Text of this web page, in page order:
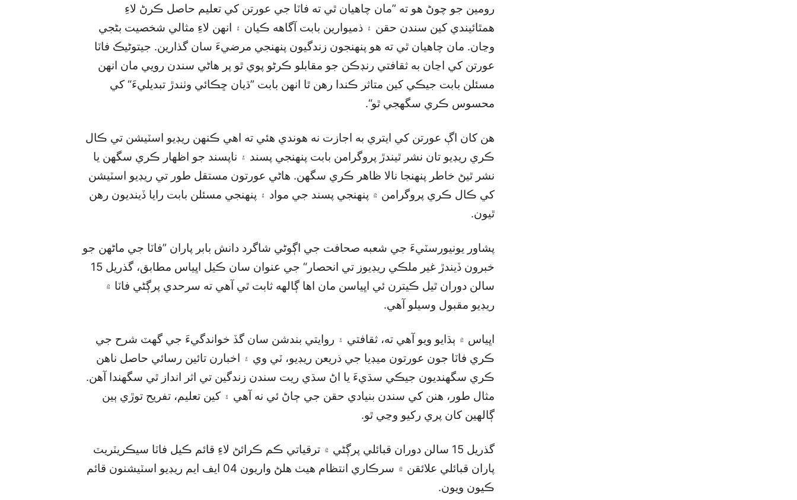
رومين جو چوڻ هو ته ”مان چاهيان ٿي ته فاٽا جي عورتن کي تعليم حاصل ڪرڻ لاءِ
همٿائيندي کين سندن حقن ۽ ذميوارين بابت آگاهه ڪيان ۽ انهن لاءِ مثالي شخصيت بڻجي
وڃان. مان چاهيان ٿي ته هو پنهنجون زندگيون پنهنجي مرضيءَ سان گذارين. جيتوڻيڪ فاٽا
عورتن کي اڃان به ثقافتي رنڊڪن جو مقابلو ڪرڻو پوي ٿو پر هاڻي سندن رويي مان انهن
مسئلن بابت جيڪي کين متاثر ڪندا رهن ٿا انهن بابت ”ڌيان ڇڪائي وٺندڙ تبديليءَ“ کي
محسوس ڪري سگھجي ٿو“.
هن کان اڳ عورتن کي ايتري به اجازت نه هوندي هئي ته اهي ڪنهن ريڊيو اسٽيشن تي ڪال
ڪري ريڊيو تان نشر ٿيندڙ پروگرامن بابت پنهنجي پسند ۽ ناپسند جو اظهار ڪري سگھن يا
نشر ٿيڻ خاطر پنهنجا نالا ظاهر ڪري سگھن. هاڻي عورتون مستقل طور تي ريڊيو اسٽيشن
کي ڪال ڪري پروگرامن ۾ پنهنجي پسند جي مواد ۽ پنهنجي مسئلن بابت رايا ڏينديون رهن
ٿيون.
پشاور يونيورسٽيءَ جي شعبه صحافت جي اڳوڻي شاگرد دانش بابر پاران ”فاٽا جي ماڻهن جو
خبرون ڏيندڙ غير ملڪي ريڊيوز تي انحصار“ جي عنوان سان ڪيل اڀياس مطابق، گذريل 15
سالن دوران ٿيل ڪيترن ئي اڀياسن مان اها ڳالهه ثابت ٿي آهي ته سرحدي پرڳڻي فاٽا ۾
ريڊيو مقبول وسيلو آهي.
اڀياس ۾ ٻڌايو ويو آهي ته، ثقافتي ۽ روايتي بندشن سان گڏ خواندگيءَ جي گھٽ شرح جي
ڪري فاٽا جون عورتون ميڊيا جي ذريعن ريڊيو، ٽي وي ۽ اخبارن تائين رسائي حاصل ناهن
ڪري سگھنديون جيڪي سڌيءَ يا اڻ سڌي ريت سندن زندگين تي اثر انداز ٿي سگھندا آهن.
مثال طور، هنن کي سندن بنيادي حقن جي ڄاڻ ئي نه آهي ۽ کين تعليم، تفريح توڙي ٻين
ڳالهين کان پري رکيو وڃي ٿو.
گذريل 15 سالن دوران قبائلي پرڳڻي ۾ ترقياتي ڪم ڪرائڻ لاءِ قائم ڪيل فاٽا سيڪريٽريٽ
پاران قبائلي علائقن ۾ سرڪاري انتظام هيٺ هلڻ واريون 04 ايف ايم ريڊيو اسٽيشنون قائم
ڪيون ويون.